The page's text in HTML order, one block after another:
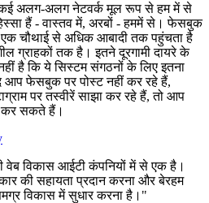
अलग-अलग नेटवर्क मूल रूप से हम में से
हैं - वास्तव में, अरबों - हममें से। फेसबुक
एक चौथाई से अधिक आबादी तक पहुंचता है
ग्राहकों तक है। इतने दूरगामी दायरे के
है कि ये सिस्टम संगठनों के लिए इतना
आप फेसबुक पर पोस्ट नहीं कर रहे हैं,
पर तस्वीरें साझा कर रहे हैं, तो आप
कर सकते हैं।
वेब विकास आईटी कंपनियों में से एक है।
की सहायता प्रदान करना और बेरहम
विकास में सुधार करना है।"